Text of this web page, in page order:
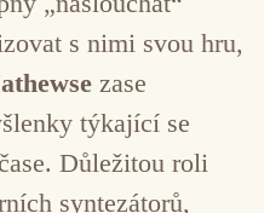
s nimi svou hru,
zase
týkající se
Důležitou roli
syntezátorů,